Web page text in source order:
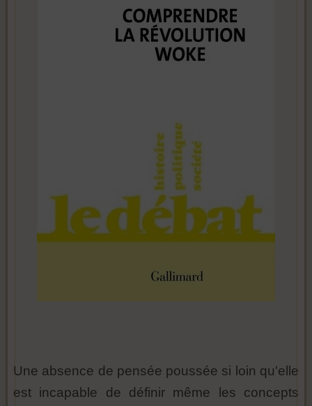
Une absence de pensée poussée si loin qu'elle
est incapable de définir même les concepts